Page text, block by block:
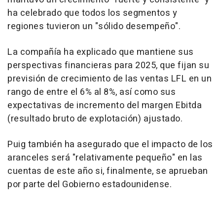
ha celebrado que todos los segmentos y
regiones tuvieron un "sólido desempeño".
La compañía ha explicado que mantiene sus
perspectivas financieras para 2025, que fijan su
previsión de crecimiento de las ventas LFL en un
rango de entre el 6% al 8%, así como sus
expectativas de incremento del margen Ebitda
(resultado bruto de explotación) ajustado.
Puig también ha asegurado que el impacto de los
aranceles será "relativamente pequeño" en las
cuentas de este año si, finalmente, se aprueban
por parte del Gobierno estadounidense.